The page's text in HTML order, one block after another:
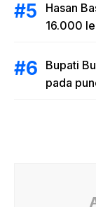
Hasan
16.000
Bupati
pada